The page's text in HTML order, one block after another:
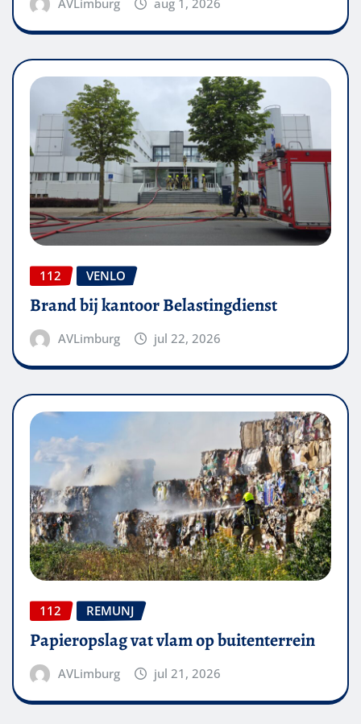
AVLimburg aug 1, 2026
112 VENLO
Brand bij kantoor Belastingdienst
AVLimburg jul 22, 2026
112 REMUNJ
Papieropslag vat vlam op buitenterrein
AVLimburg jul 21, 2026